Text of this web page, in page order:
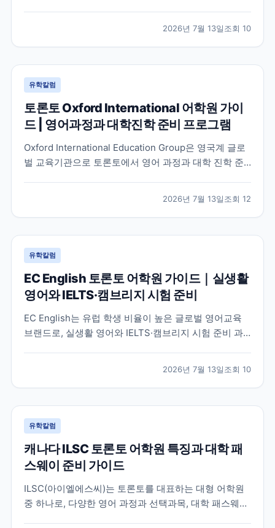
2026년 7월 13일조회 10
유학칼럼
토론토 Oxford International 어학원 가이
드 | 영어과정과 대학진학 준비 프로그램
Oxford International Education Group은 영국계 글로
벌 교육기관으로 토론토에서 영어 과정과 대학 진학 준
2026년 7월 13일조회 12
유학칼럼
EC English 토론토 어학원 가이드｜실생활
영어와 IELTS·캠브리지 시험 준비
EC English는 유럽 학생 비율이 높은 글로벌 영어교육
브랜드로, 실생활 영어와 IELTS·캠브리지 시험 준비 과
2026년 7월 13일조회 10
유학칼럼
캐나다 ILSC 토론토 어학원 특징과 대학 패
스웨이 준비 가이드
ILSC(아이엘에스씨)는 토론토를 대표하는 대형 어학원
중 하나로, 다양한 영어 과정과 선택과목, 대학 패스웨이